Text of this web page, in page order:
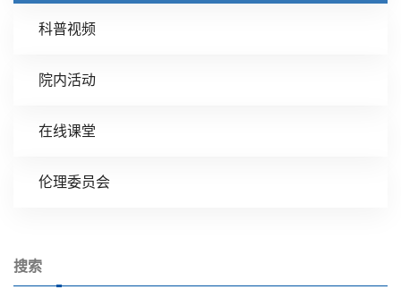
科普视频
院内活动
在线课堂
伦理委员会
搜索